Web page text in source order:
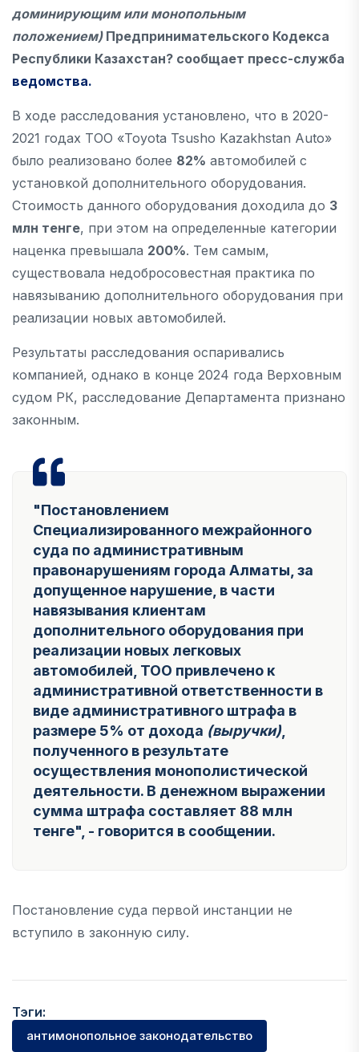
доминирующим или монопольным
положением)Предпринимательского Кодекса
Республики Казахстан? сообщает пресс-служба
ведомства.
В ходе расследования установлено, что в 2020-
2021 годах ТОО «Toyota Tsusho Kazakhstan Аuto»
было реализовано более 82% автомобилей с
установкой дополнительного оборудования.
Стоимость данного оборудования доходила до 3
млн тенге, при этом на определенные категории
наценка превышала 200%. Тем самым,
существовала недобросовестная практика по
навязыванию дополнительного оборудования при
реализации новых автомобилей.
Результаты расследования оспаривались
компанией, однако в конце 2024 года Верховным
судом РК, расследование Департамента признано
законным.
"Постановлением
Специализированного межрайонного
суда по административным
правонарушениям города Алматы, за
допущенное нарушение, в части
навязывания клиентам
дополнительного оборудования при
реализации новых легковых
автомобилей, ТОО привлечено к
административной ответственности в
виде административного штрафа в
размере 5% от дохода (выручки)
полученного в результате
осуществления монополистической
деятельности. В денежном выражении
сумма штрафа составляет 88 млн
тенге", - говорится в сообщении.
Постановление суда первой инстанции не
вступило в законную силу.
Тэги:
антимонопольное законодательство